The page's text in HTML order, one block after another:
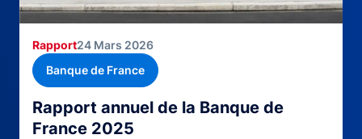
Rapport annuel de la Banque de
France 2025
Rapport24 Mars 2026
Banque de France